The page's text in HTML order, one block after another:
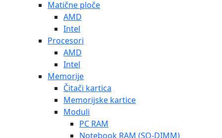
Matične ploče
AMD
Intel
Procesori
AMD
Intel
Memorije
Čitači kartica
Memorijske kartice
Moduli
PC RAM
Notebook RAM (SO-DIMM)